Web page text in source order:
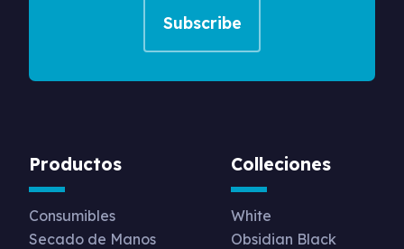
Productos
Consumibles
Secado de Manos
Colleciones
White
Obsidian Black